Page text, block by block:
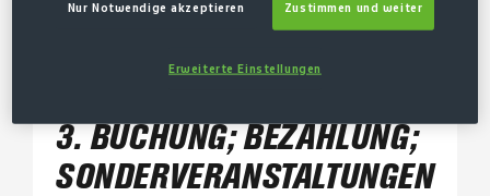
Die Öffnungszeiten des VfL-Bolzwerkes können der
Öffnungszeiten gelten nur nach vorheriger Absprache,
3. BUCHUNG; BEZAHLUNG;
SONDERVERANSTALTUNGEN
Nur Notwendige akzeptieren Zustimmen und weiter
Erweiterte Einstellungen